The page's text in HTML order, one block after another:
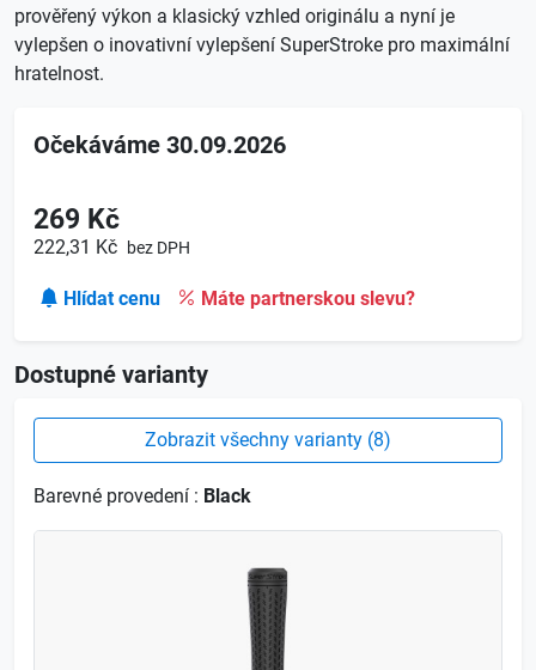
prověřený výkon a klasický vzhled originálu a nyní je
vylepšen o inovativní vylepšení SuperStroke pro maximální
hratelnost.
Očekáváme 30.09.2026
269 Kč
222,31 Kč bez DPH
Hlídat cenu Máte partnerskou slevu?
Dostupné varianty
Zobrazit všechny varianty (8)
Barevné provedení : Black